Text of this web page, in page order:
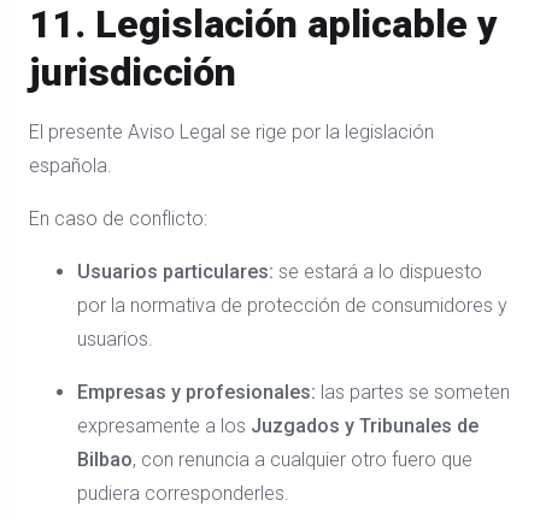
11. Legislación aplicable y
jurisdicción
El presente Aviso Legal se rige por la legislación
española.
En caso de conflicto:
Usuarios particulares: se estará a lo dispuesto
por la normativa de protección de consumidores y
usuarios.
Empresas y profesionales: las partes se someten
expresamente a los Juzgados y Tribunales de
Bilbao, con renuncia a cualquier otro fuero que
pudiera corresponderles.